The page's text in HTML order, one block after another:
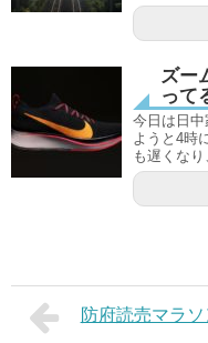
ズー
って
今日は日
ようと4時
も遅くなり
防府読売マラ